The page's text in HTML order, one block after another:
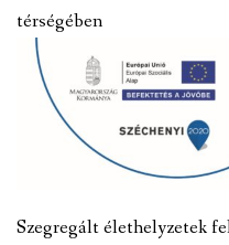
térségében
Szegregált élethelyzetek